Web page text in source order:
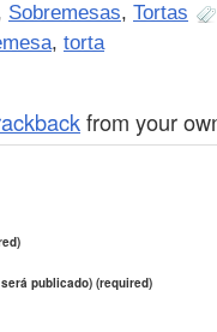
Sobremesas, Tortas
, torta
from your
publicado) (required)